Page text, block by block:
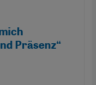
Präsenz“